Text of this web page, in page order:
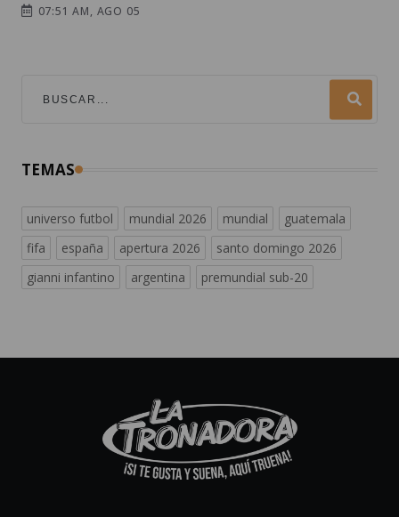
07:51 AM, AGO 05
TEMAS
universo futbol mundial 2026 mundial
guatemala
fifa
españa apertura 2026
santo domingo 2026
gianni infantino
argentina premundial sub-20